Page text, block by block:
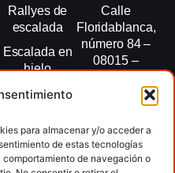
para almacenar y/o acceder a
de estas tecnologías
de navegación o
Rallyes de
escalada
Escalada en
hielo
Esquí de
Marcha
Nórdica
Calle
Floridablanca,
número 84 –
08015 –
fedme@fedme.es
934 264 267